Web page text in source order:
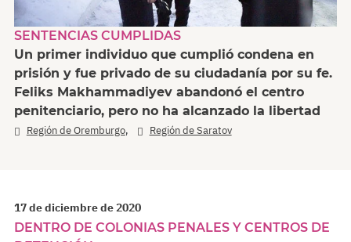
SENTENCIAS CUMPLIDAS
Un primer individuo que cumplió condena en
prisión y fue privado de su ciudadanía por su fe.
Feliks Makhammadiyev abandonó el centro
penitenciario, pero no ha alcanzado la libertad
Región de Oremburgo, Región de Saratov
17 de diciembre de 2020
DENTRO DE COLONIAS PENALES Y CENTROS DE